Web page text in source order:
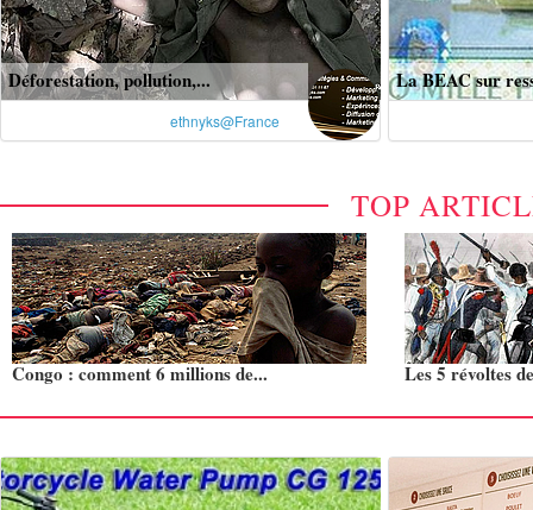
Déforestation, pollution,...
ethnyks@France
La BEAC sur
TOP
Congo : comment 6 millions de... Les 5 révoltes